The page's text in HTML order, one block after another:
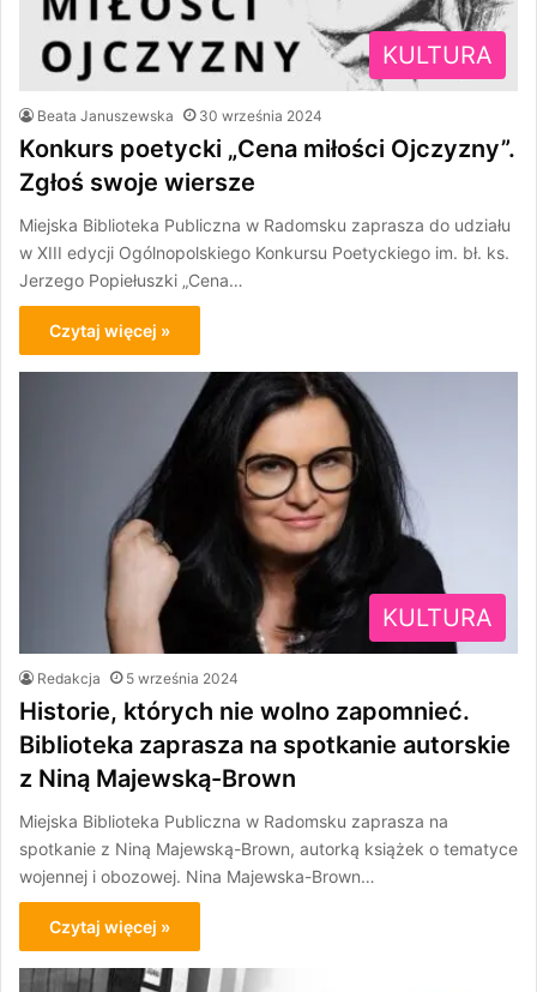
KULTURA
Beata Januszewska 30 września 2024
Konkurs poetycki „Cena miłości Ojczyzny”.
Zgłoś swoje wiersze
Miejska Biblioteka Publiczna w Radomsku zaprasza do udziału
w XIII edycji Ogólnopolskiego Konkursu Poetyckiego im. bł. ks.
Jerzego Popiełuszki „Cena…
Czytaj więcej »
KULTURA
Redakcja 5 września 2024
Historie, których nie wolno zapomnieć.
Biblioteka zaprasza na spotkanie autorskie
z Niną Majewską-Brown
Miejska Biblioteka Publiczna w Radomsku zaprasza na
spotkanie z Niną Majewską-Brown, autorką książek o tematyce
wojennej i obozowej. Nina Majewska-Brown…
Czytaj więcej »